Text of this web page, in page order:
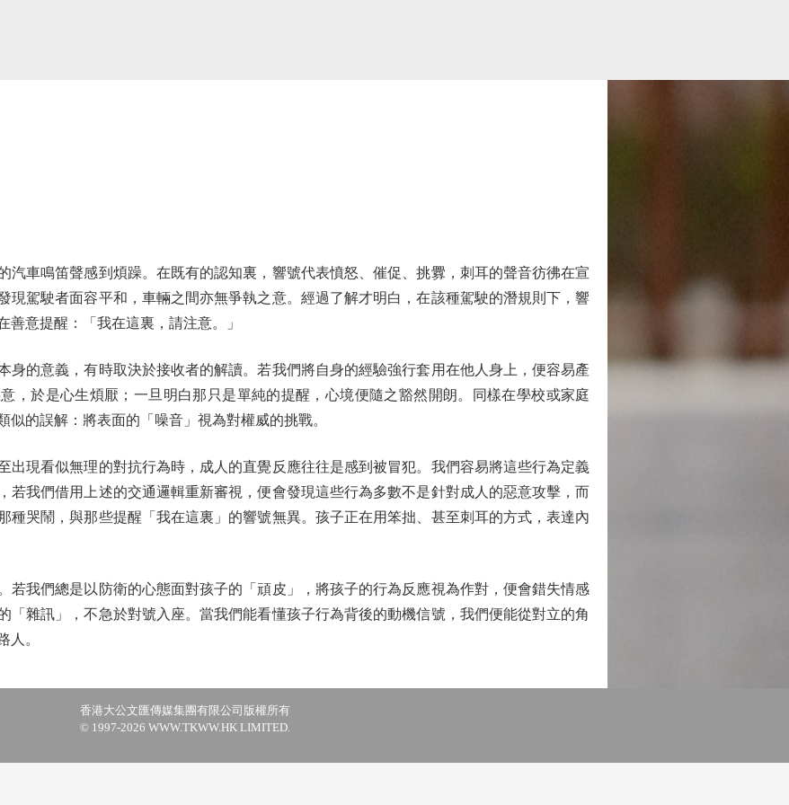
鳴笛聲感到煩躁。在既有的認知裏，響號代表憤怒、催促、挑釁，刺耳的聲音彷彿在宣
現駕駛者面容平和，車輛之間亦無爭執之意。經過了解才明白，在該種駕駛的潛規則下，響
意提醒：「我在這裏，請注意。」
的意義，有時取決於接收者的解讀。若我們將自身的經驗強行套用在他人身上，便容易產
，於是心生煩厭；一旦明白那只是單純的提醒，心境便隨之豁然開朗。同樣在學校或家庭
似的誤解：將表面的「噪音」視為對權威的挑戰。
現看似無理的對抗行為時，成人的直覺反應往往是感到被冒犯。我們容易將這些行為定義
若我們借用上述的交通邏輯重新審視，便會發現這些行為多數不是針對成人的惡意攻擊，而
種哭鬧，與那些提醒「我在這裏」的響號無異。孩子正在用笨拙、甚至刺耳的方式，表達內
我們總是以防衛的心態面對孩子的「頑皮」，將孩子的行為反應視為作對，便會錯失情感
「雜訊」，不急於對號入座。當我們能看懂孩子行為背後的動機信號，我們便能從對立的角
人。
香港大公文匯傳媒集團有限公司版權所有
© 1997-2026 WWW.TKWW.HK LIMITED.